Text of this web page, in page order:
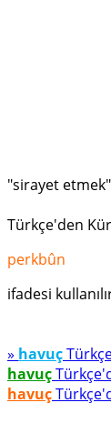
"sirayet
Türkçe'den
perkbûn
ifadesi
» havuç
havuç
havuç